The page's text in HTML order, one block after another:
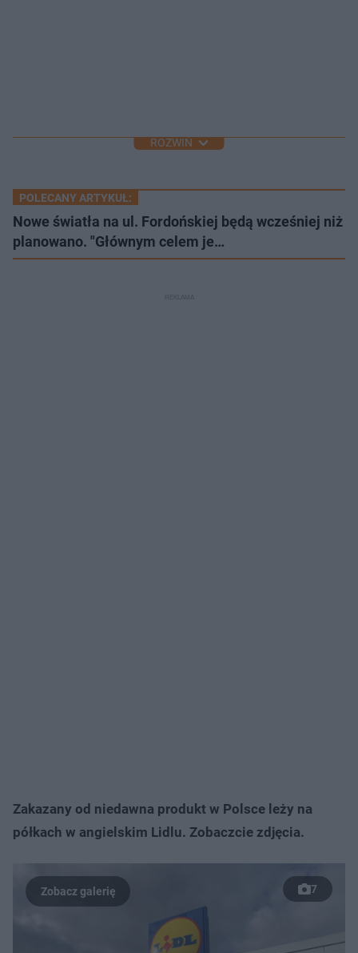
ROZWIŃ
POLECANY ARTYKUŁ:
Nowe światła na ul. Fordońskiej będą wcześniej niż
planowano. "Głównym celem je…
Zakazany od niedawna produkt w Polsce leży na
półkach w angielskim Lidlu. Zobaczcie zdjęcia.
7